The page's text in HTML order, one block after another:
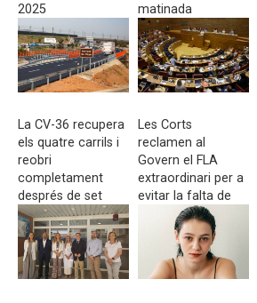
2025
matinada
La CV-36 recupera
els quatre carrils i
reobri
completament
després de set
mesos d’obres
Les Corts
reclamen al
Govern el FLA
extraordinari per a
evitar la falta de
liquiditat